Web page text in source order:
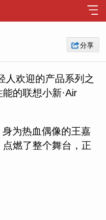
分享
人欢迎的产品系列之
的联想小新·Air
为热血偶像的王嘉
燃了整个舞台，正